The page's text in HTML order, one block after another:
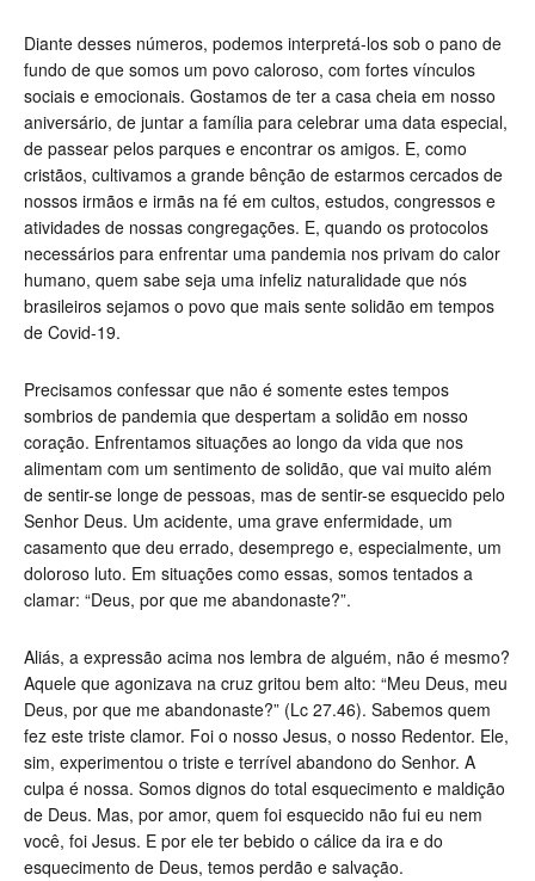
Diante desses números, podemos interpretá-los sob o pano de
fundo de que somos um povo caloroso, com fortes vínculos
sociais e emocionais. Gostamos de ter a casa cheia em nosso
aniversário, de juntar a família para celebrar uma data especial,
de passear pelos parques e encontrar os amigos. E, como
cristãos, cultivamos a grande bênção de estarmos cercados de
nossos irmãos e irmãs na fé em cultos, estudos, congressos e
atividades de nossas congregações. E, quando os protocolos
necessários para enfrentar uma pandemia nos privam do calor
humano, quem sabe seja uma infeliz naturalidade que nós
brasileiros sejamos o povo que mais sente solidão em tempos
de Covid-19.
Precisamos confessar que não é somente estes tempos
sombrios de pandemia que despertam a solidão em nosso
coração. Enfrentamos situações ao longo da vida que nos
alimentam com um sentimento de solidão, que vai muito além
de sentir-se longe de pessoas, mas de sentir-se esquecido pelo
Senhor Deus. Um acidente, uma grave enfermidade, um
casamento que deu errado, desemprego e, especialmente, um
doloroso luto. Em situações como essas, somos tentados a
clamar: “Deus, por que me abandonaste?”.
Aliás, a expressão acima nos lembra de alguém, não é mesmo?
Aquele que agonizava na cruz gritou bem alto: “Meu Deus, meu
Deus, por que me abandonaste?” (Lc 27.46). Sabemos quem
fez este triste clamor. Foi o nosso Jesus, o nosso Redentor. Ele,
sim, experimentou o triste e terrível abandono do Senhor. A
culpa é nossa. Somos dignos do total esquecimento e maldição
de Deus. Mas, por amor, quem foi esquecido não fui eu nem
você, foi Jesus. E por ele ter bebido o cálice da ira e do
esquecimento de Deus, temos perdão e salvação.